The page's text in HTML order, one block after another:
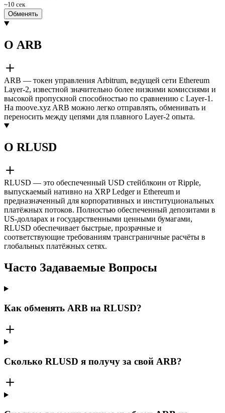
~10 сек
Обменять
О ARB
ARB — токен управления Arbitrum, ведущей сети Ethereum
Layer-2, известной значительно более низкими комиссиями и
высокой пропускной способностью по сравнению с Layer-1.
На moove.xyz ARB можно легко отправлять, обменивать и
переносить между цепями для плавного Layer-2 опыта.
О RLUSD
RLUSD — это обеспеченный USD стейблкоин от Ripple,
выпускаемый нативно на XRP Ledger и Ethereum и
предназначенный для корпоративных и институциональных
платёжных потоков. Полностью обеспеченный депозитами в
US-долларах и государственными ценными бумагами,
RLUSD обеспечивает быстрые, прозрачные и
соответствующие требованиям трансграничные расчёты в
глобальных платёжных сетях.
Часто Задаваемые Вопросы
Как обменять ARB на RLUSD?
Сколько RLUSD я получу за свой ARB?